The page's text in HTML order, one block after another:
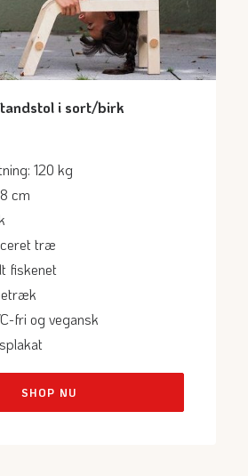
i sort/birk
120 kg
cm
træ
fiskenet
fri og vegansk
SHOP NU